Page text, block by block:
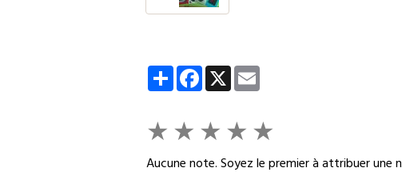
PartagerFacebook
X
★★★★★
Aucune note. Soyez le premier à attribuer une